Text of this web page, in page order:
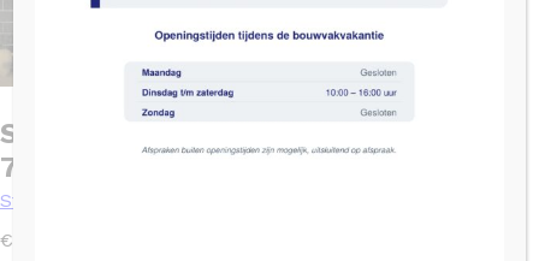
Sottocer BLOCK Zwart mat –
7.6×30.2
Stroken
€